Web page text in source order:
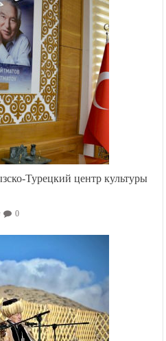
Турецкий центр культуры
0